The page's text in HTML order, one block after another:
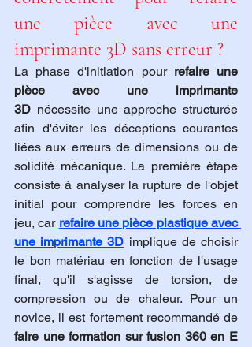
une pièce avec une
imprimante 3D sans erreur ?
La phase d'initiation pour refaire une
pièce avec une imprimante
3D nécessite une approche structurée
afin d'éviter les déceptions courantes
liées aux erreurs de dimensions ou de
solidité mécanique. La première étape
consiste à analyser la rupture de l'objet
initial pour comprendre les forces en
jeu, car refaire une pièce plastique avec
une imprimante 3D implique de choisir
le bon matériau en fonction de l'usage
final, qu'il s'agisse de torsion, de
compression ou de chaleur. Pour un
faire une formation sur fusion 360 en E